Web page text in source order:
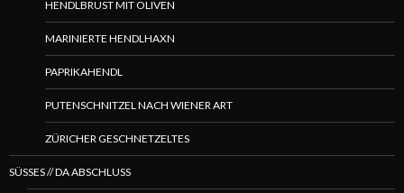
HENDLBRUST MIT OLIVEN
MARINIERTE HENDLHAXN
PAPRIKAHENDL
PUTENSCHNITZEL NACH WIENER ART
ZÜRICHER GESCHNETZELTES
SÜSSES // DA ABSCHLUSS